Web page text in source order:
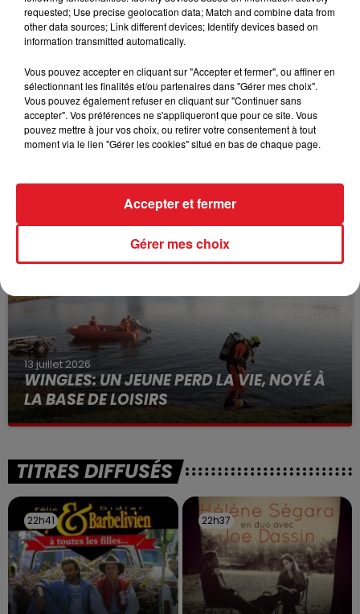
BÉTHUNE: ENQUÊTE POUR HOMICIDE
VOLONTAIRE EN COURS, APRÈS LA...
à des prostituées
13 juillet 2026
WINGLES: UN JEUNE PERD LA VIE, NOYÉ À
LA BASE DE LOISIRS
La victime a coulé à pic
TITRES DIFFUSÉS
22h41
22h41 22h37
22h37
requested; Use precise geolocation data; Match and combine data from
other data sources; Link different devices; Identify devices based on
information transmitted automatically.
Vous pouvez accepter en cliquant sur "Accepter et fermer", ou affiner en
sélectionnant les finalités et/ou partenaires dans "Gérer mes choix".
Vous pouvez également refuser en cliquant sur "Continuer sans
accepter". Vos préférences ne s'appliqueront que pour ce site. Vous
pouvez mettre à jour vos choix, ou retirer votre consentement à tout
moment via le lien "Gérer les cookies" situé en bas de chaque page.
Gérer mes choix
Accepter et fermer